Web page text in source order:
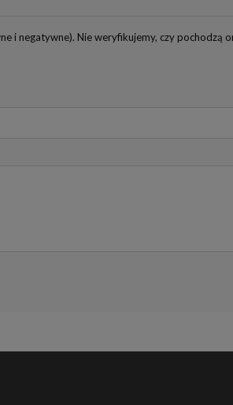
i negatywne). Nie weryfikujemy, czy